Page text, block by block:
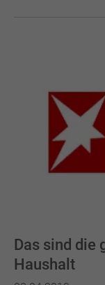
Das sind die
Haushalt